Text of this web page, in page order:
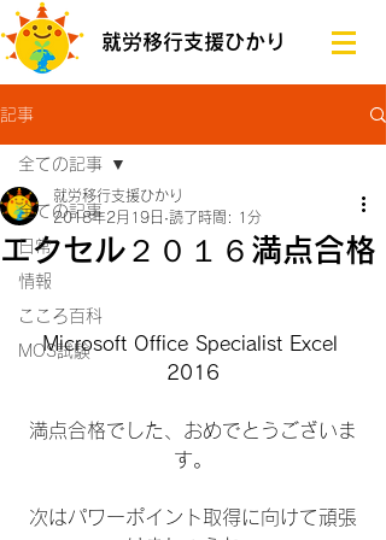
就労移行支援ひかり
記事
全ての記事
日常
情報
こころ百科
MOS試験
全ての記事
エクセル２０１６満点合格
就労移行支援ひかり
2018年2月19日 読了時間: 1分
Microsoft Office Specialist Excel
2016
満点合格でした、おめでとうございま
す。
次はパワーポイント取得に向けて頑張